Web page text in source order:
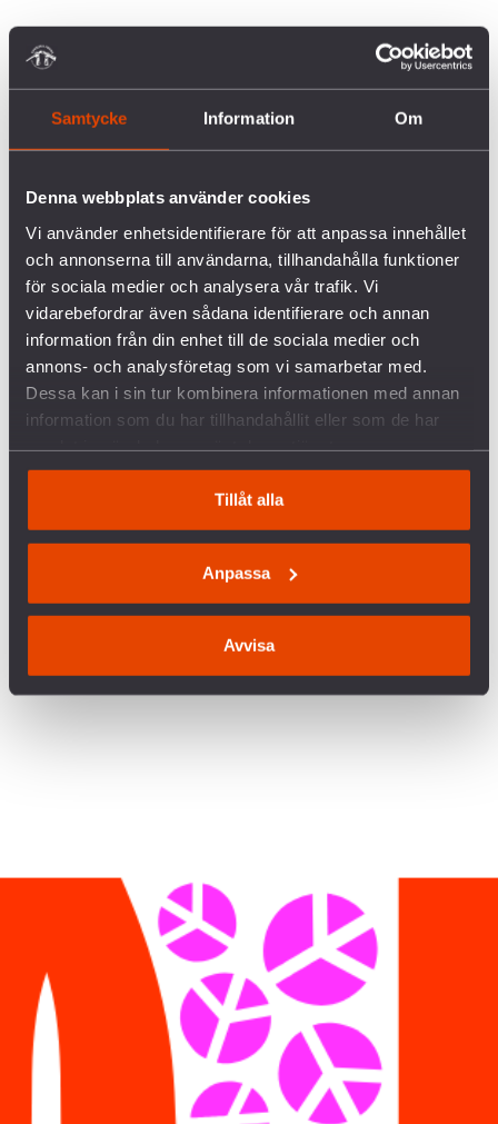
Samtycke Information Om
Denna webbplats använder cookies
Vi använder enhetsidentifierare för att anpassa innehållet
och annonserna till användarna, tillhandahålla funktioner
för sociala medier och analysera vår trafik. Vi
vidarebefordrar även sådana identifierare och annan
information från din enhet till de sociala medier och
annons- och analysföretag som vi samarbetar med.
Dessa kan i sin tur kombinera informationen med annan
information som du har tillhandahållit eller som de har
Tillåt alla
Anpassa
Avvisa